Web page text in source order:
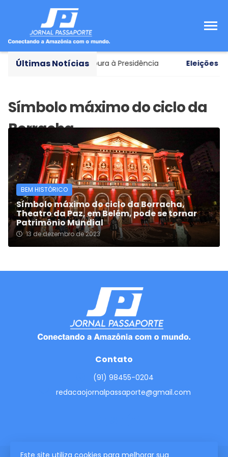
Últimas Notícias
como vice em chapa pura à Presidência Eleições
BEM HISTÓRICO
Símbolo máximo do ciclo da Borracha,
Theatro da Paz, em Belém, pode se tornar
Patrimônio Mundial
13 de dezembro de 2023
Este site utiliza cookies para melhorar sua
Contato
(91) 98455-0204
redacaojornalpassaporte@gmail.com